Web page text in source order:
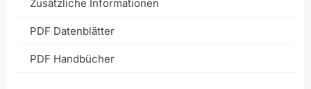
Zusätzliche Informationen
PDF Datenblätter
PDF Handbücher